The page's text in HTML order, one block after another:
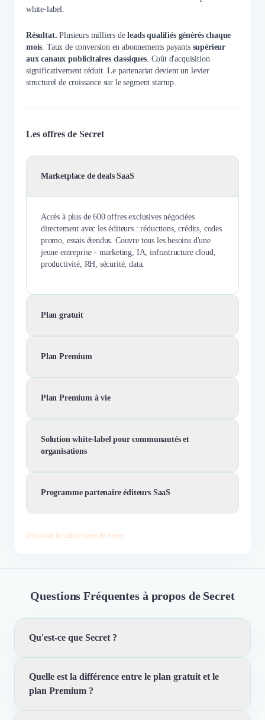
white-label.
Résultat. Plusieurs milliers deleads qualifiés générés chaque
mois . Taux de conversion en abonnements payants supérieur
aux canaux publicitaires classiques. Coût d'acquisition
significativement réduit. Le partenariat devient un levier
structurel de croissance sur le segment startup.
Les offres de Secret
Marketplace de deals SaaS
Accès à plus de 600 offres exclusives négociées
directement avec les éditeurs : réductions, crédits, codes
promo, essais étendus. Couvre tous les besoins d'une
jeune entreprise - marketing, IA, infrastructure cloud,
productivité, RH, sécurité, data.
Plan gratuit
Plan Premium
Plan Premium à vie
Solution white-label pour communautés et
organisations
Programme partenaire éditeurs SaaS
Découvrir la culture client de Secret
Questions Fréquentes à propos de Secret
Qu'est-ce que Secret ?
Secret est une marketplace de deals SaaS exclusifs pour
startups, freelances et entrepreneurs. La plateforme
Quelle est la différence entre le plan gratuit et le
plan Premium ?